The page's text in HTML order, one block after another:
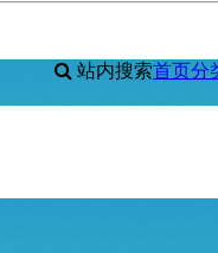
站内搜索首页分